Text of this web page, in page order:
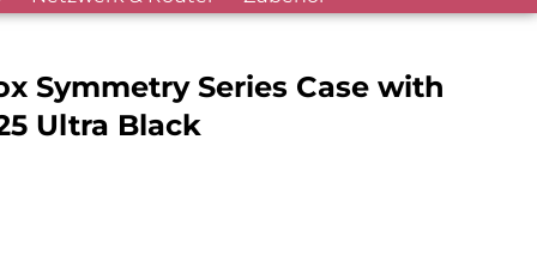
Symmetry Series Case with
Ultra Black